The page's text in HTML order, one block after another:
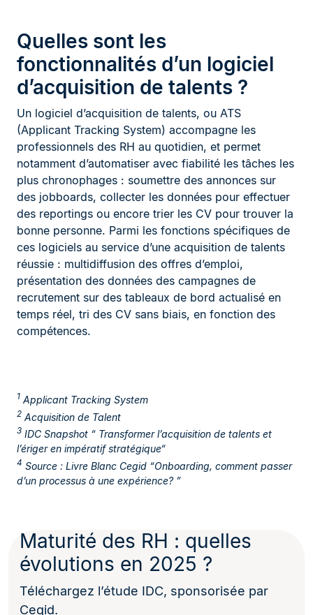
Quelles sont les
fonctionnalités d’un logiciel
d’acquisition de talents ?
Un logiciel d’acquisition de talents, ou ATS
(Applicant Tracking System) accompagne les
professionnels des RH au quotidien, et permet
notamment d’automatiser avec fiabilité les tâches les
plus chronophages : soumettre des annonces sur
des jobboards, collecter les données pour effectuer
des reportings ou encore trier les CV pour trouver la
bonne personne. Parmi les fonctions spécifiques de
ces logiciels au service d’une acquisition de talents
réussie : multidiffusion des offres d’emploi,
présentation des données des campagnes de
recrutement sur des tableaux de bord actualisé en
temps réel, tri des CV sans biais, en fonction des
compétences.
1 Applicant Tracking System
2 Acquisition de Talent
3 IDC Snapshot “ Transformer l’acquisition de talents et
l’ériger en impératif stratégique“
4 Source : Livre Blanc Cegid “Onboarding, comment passer
d’un processus à une expérience? ”
Maturité des RH : quelles
évolutions en 2025 ?
Téléchargez l’étude IDC, sponsorisée par
Cegid.